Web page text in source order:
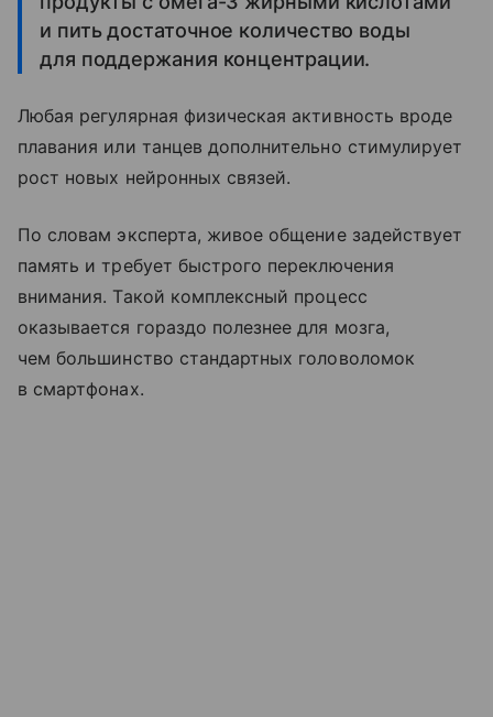
и пить достаточное количество воды
для поддержания концентрации.
Любая регулярная физическая активность вроде
плавания или танцев дополнительно стимулирует
рост новых нейронных связей.
По словам эксперта, живое общение задействует
память и требует быстрого переключения
внимания. Такой комплексный процесс
оказывается гораздо полезнее для мозга,
чем большинство стандартных головоломок
в смартфонах.